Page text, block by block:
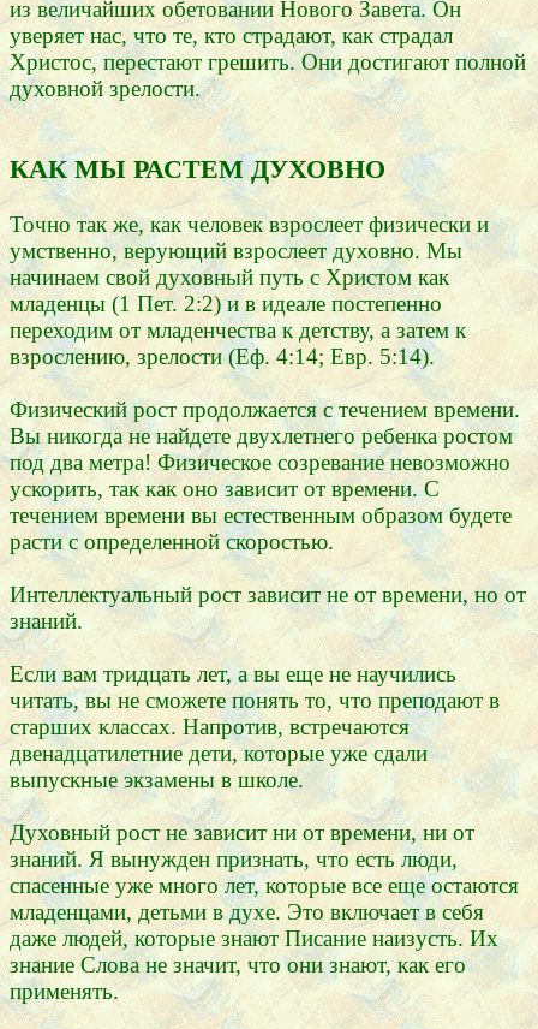
из величайших обетовании Нового Завета. Он
уверяет нас, что те, кто страдают, как страдал
Христос, перестают грешить. Они достигают полной
духовной зрелости.
КАК МЫ РАСТЕМ ДУХОВНО
Точно так же, как человек взрослеет физически и
умственно, верующий взрослеет духовно. Мы
начинаем свой духовный путь с Христом как
младенцы (1 Пет. 2:2) и в идеале постепенно
переходим от младенчества к детству, а затем к
взрослению, зрелости (Еф. 4:14; Евр. 5:14).
Физический рост продолжается с течением времени.
Вы никогда не найдете двухлетнего ребенка ростом
под два метра! Физическое созревание невозможно
ускорить, так как оно зависит от времени. С
течением времени вы естественным образом будете
расти с определенной скоростью.
Интеллектуальный рост зависит не от времени, но от
знаний.
Если вам тридцать лет, а вы еще не научились
читать, вы не сможете понять то, что преподают в
старших классах. Напротив, встречаются
двенадцатилетние дети, которые уже сдали
выпускные экзамены в школе.
Духовный рост не зависит ни от времени, ни от
знаний. Я вынужден признать, что есть люди,
спасенные уже много лет, которые все еще остаются
младенцами, детьми в духе. Это включает в себя
даже людей, которые знают Писание наизусть. Их
знание Слова не значит, что они знают, как его
применять.